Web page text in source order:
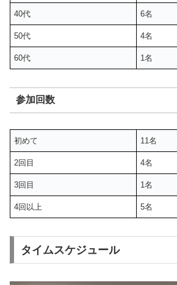
40代 6名
50代 4名
60代 1名
参加回数
初めて 11名
2回目 4名
3回目 1名
4回以上 5名
タイムスケジュール